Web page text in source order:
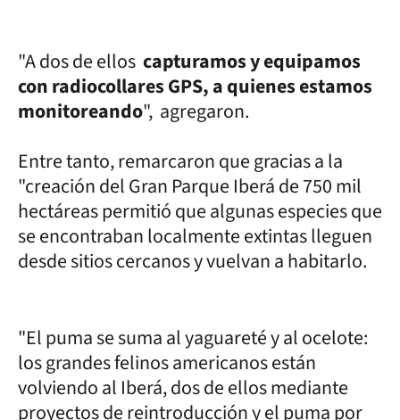
"A dos de ellos capturamos y equipamos
con radiocollares GPS, a quienes estamos
monitoreando", agregaron.
Entre tanto, remarcaron que gracias a la
"creación del Gran Parque Iberá de 750 mil
hectáreas permitió que algunas especies que
se encontraban localmente extintas lleguen
desde sitios cercanos y vuelvan a habitarlo.
"El puma se suma al yaguareté y al ocelote:
los grandes felinos americanos están
volviendo al Iberá, dos de ellos mediante
proyectos de reintroducción y el puma por